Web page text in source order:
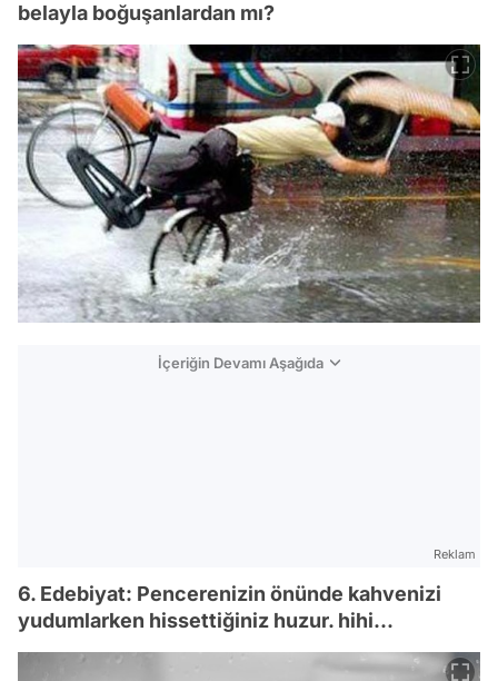
belayla boğuşanlardan mı?
İçeriğin Devamı Aşağıda
Reklam
6. Edebiyat: Pencerenizin önünde kahvenizi
yudumlarken hissettiğiniz huzur. hihi...